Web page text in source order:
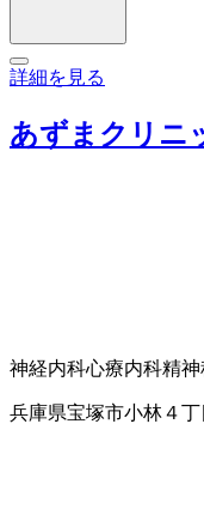
詳細を見る
あずまクリニ
神経内科心療内科精神
兵庫県宝塚市小林４丁